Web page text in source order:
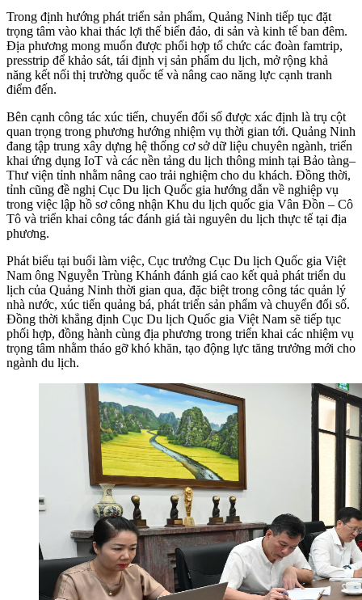
Trong định hướng phát triển sản phẩm, Quảng Ninh tiếp tục đặt
trọng tâm vào khai thác lợi thế biển đảo, di sản và kinh tế ban đêm.
Địa phương mong muốn được phối hợp tổ chức các đoàn famtrip,
presstrip để khảo sát, tái định vị sản phẩm du lịch, mở rộng khả
năng kết nối thị trường quốc tế và nâng cao năng lực cạnh tranh
điểm đến.
Bên cạnh công tác xúc tiến, chuyển đổi số được xác định là trụ cột
quan trọng trong phương hướng nhiệm vụ thời gian tới. Quảng Ninh
đang tập trung xây dựng hệ thống cơ sở dữ liệu chuyên ngành, triển
khai ứng dụng IoT và các nền tảng du lịch thông minh tại Bảo tàng–
Thư viện tỉnh nhằm nâng cao trải nghiệm cho du khách. Đồng thời,
tỉnh cũng đề nghị Cục Du lịch Quốc gia hướng dẫn về nghiệp vụ
trong việc lập hồ sơ công nhận Khu du lịch quốc gia Vân Đồn – Cô
Tô và triển khai công tác đánh giá tài nguyên du lịch thực tế tại địa
phương.
Phát biểu tại buổi làm việc, Cục trưởng Cục Du lịch Quốc gia Việt
Nam ông Nguyễn Trùng Khánh đánh giá cao kết quả phát triển du
lịch của Quảng Ninh thời gian qua, đặc biệt trong công tác quản lý
nhà nước, xúc tiến quảng bá, phát triển sản phẩm và chuyển đổi số.
Đồng thời khẳng định Cục Du lịch Quốc gia Việt Nam sẽ tiếp tục
phối hợp, đồng hành cùng địa phương trong triển khai các nhiệm vụ
trọng tâm nhằm tháo gỡ khó khăn, tạo động lực tăng trưởng mới cho
ngành du lịch.